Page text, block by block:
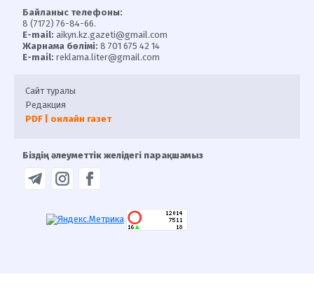
Байланыс телефоны:
8 (7172) 76-84-66.
E-mail: aikyn.kz.gazeti@gmail.com
Жарнама бөлімі: 8 701 675 42 14
E-mail: reklama.liter@gmail.com
Сайт туралы
Редакция
PDF | онлайн газет
Біздің әлеуметтік желідегі парақшамыз